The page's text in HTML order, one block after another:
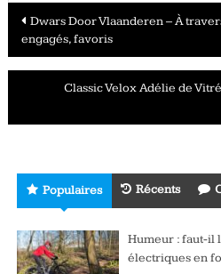
Navigation
des
articles
Dwars Door Vlaanderen – À
engagés, favoris
Classic Velox Adélie de
Populaires Récents
Humeur : faut-il
électriques en